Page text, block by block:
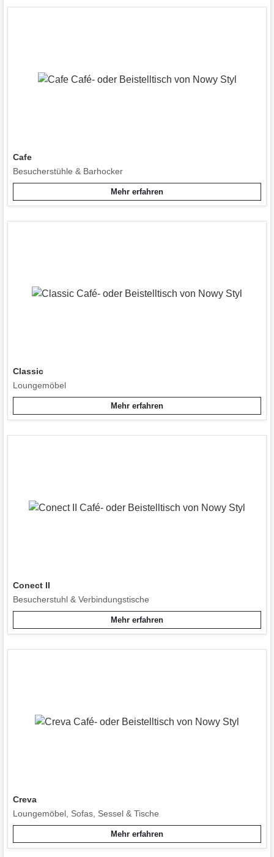
Cafe
Besucherstühle & Barhocker
Mehr erfahren
Classic
Loungemöbel
Mehr erfahren
Conect II
Besucherstuhl & Verbindungstische
Mehr erfahren
Creva
Loungemöbel, Sofas, Sessel & Tische
Mehr erfahren